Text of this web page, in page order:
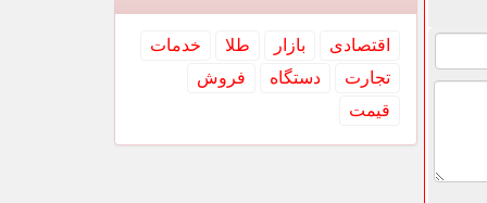
اقتصادی بازار طلا
خدمات
تجارت
دستگاه
فروش
قیمت